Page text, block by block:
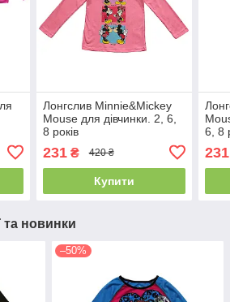
Лонгслив Minnie&Mickey
Mouse для дівчинки. 2, 6,
8 років
231₴ 420 ₴
Купити
6, 8
231
та новинки
–50%